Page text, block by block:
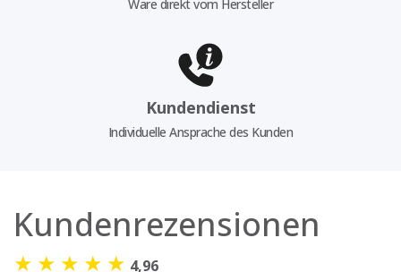
Ware direkt vom Hersteller
Kundendienst
Individuelle Ansprache des Kunden
Kundenrezensionen
★ ★ ★ ★ ★ 4,96